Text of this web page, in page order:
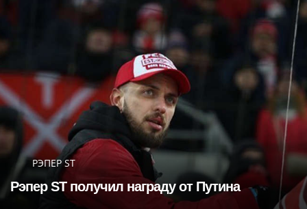
РЭПЕР ST
Рэпер ST получил награду от Путина